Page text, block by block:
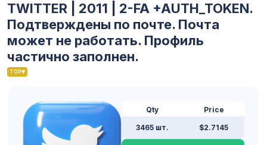
TWITTER | 2011 | 2-FA +AUTH_TOKEN.
Подтверждены по почте. Почта
может не работать. Профиль
частично заполнен.
TOP
Qty
3465 шт.
Price
$2.7145